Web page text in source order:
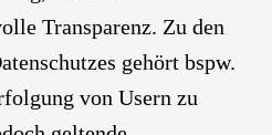
Transparenz. Zu den
gehört bspw.
von Usern zu